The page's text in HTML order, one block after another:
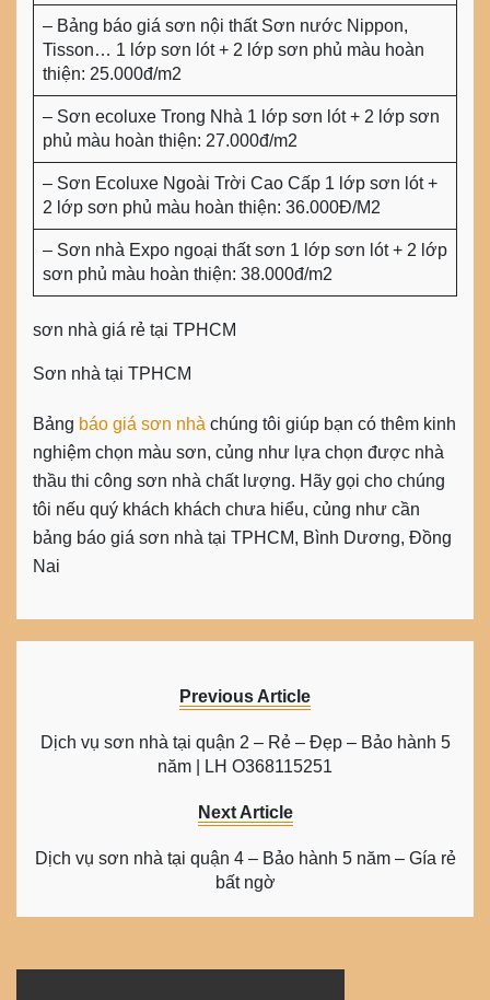
– Bảng báo giá sơn nội thất Sơn nước Nippon,
Tisson… 1 lớp sơn lót + 2 lớp sơn phủ màu hoàn
thiện: 25.000đ/m2
– Sơn ecoluxe Trong Nhà 1 lớp sơn lót + 2 lớp sơn
phủ màu hoàn thiện: 27.000đ/m2
– Sơn Ecoluxe Ngoài Trời Cao Cấp 1 lớp sơn lót +
2 lớp sơn phủ màu hoàn thiện: 36.000Đ/M2
– Sơn nhà Expo ngoại thất sơn 1 lớp sơn lót + 2 lớp
sơn phủ màu hoàn thiện: 38.000đ/m2
sơn nhà giá rẻ tại TPHCM
Sơn nhà tại TPHCM
Bảng báo giá sơn nhà chúng tôi giúp bạn có thêm kinh
nghiệm chọn màu sơn, củng như lựa chọn được nhà
thầu thi công sơn nhà chất lượng. Hãy gọi cho chúng
tôi nếu quý khách khách chưa hiểu, củng như cần
bảng báo giá sơn nhà tại TPHCM, Bình Dương, Đồng
Nai
Previous Article
Dịch vụ sơn nhà tại quận 2 – Rẻ – Đẹp – Bảo hành 5
năm | LH O368115251
Next Article
Dịch vụ sơn nhà tại quận 4 – Bảo hành 5 năm – Gía rẻ
bất ngờ